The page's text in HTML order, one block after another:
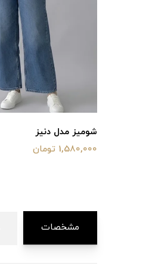
شومیز مدل دنیز
1,580,000 تومان
مشخصات